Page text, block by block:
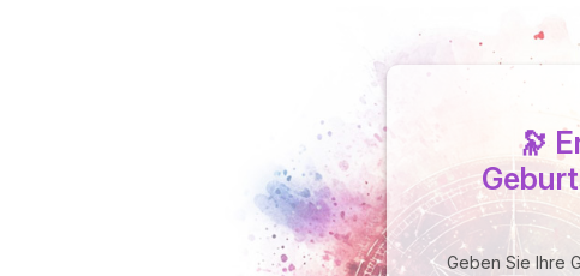
🔭
Geben Sie Ihre